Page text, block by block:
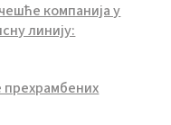
компанија у
линију:
прехрамбених